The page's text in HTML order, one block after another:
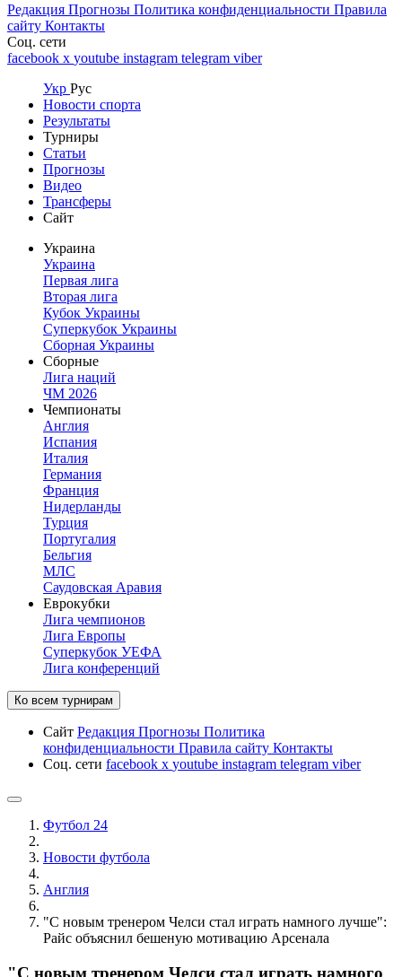
Редакция Прогнозы Политика конфиденциальности Правила
сайту Контакты
Соц. сети
facebook x youtube instagram telegram viber
Укр Рус
Новости спорта
Результаты
Турниры
Статьи
Прогнозы
Видео
Трансферы
Сайт
Украина
Украина
Первая лига
Вторая лига
Кубок Украины
Суперкубок Украины
Сборная Украины
Сборные
Лига наций
ЧМ 2026
Чемпионаты
Англия
Испания
Италия
Германия
Франция
Нидерланды
Турция
Португалия
Бельгия
МЛС
Саудовская Аравия
Еврокубки
Лига чемпионов
Лига Европы
Суперкубок УЕФА
Лига конференций
Ко всем турнирам
Сайт Редакция Прогнозы Политика
конфиденциальности Правила сайту Контакты
Соц. сети facebook x youtube instagram telegram viber
Футбол 24
Новости футбола
Англия
"С новым тренером Челси стал играть намного лучше":
Райс объяснил бешеную мотивацию Арсенала
"С новым тренером Челси стал играть намного